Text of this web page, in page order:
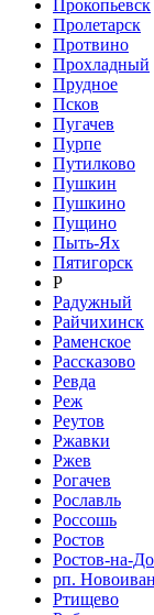
Прокопьевск
Пролетарск
Протвино
Прохладный
Прудное
Псков
Пугачев
Пурпе
Путилково
Пушкин
Пушкино
Пущино
Пыть-Ях
Пятигорск
Р
Радужный
Райчихинск
Раменское
Рассказово
Ревда
Реж
Реутов
Ржавки
Ржев
Рогачев
Рославль
Россошь
Ростов
Ростов-на-
рп.
Ртищево